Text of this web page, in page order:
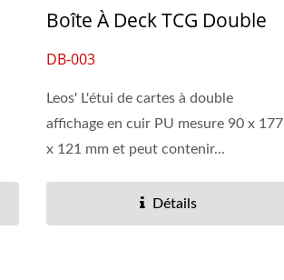
Boîte À Deck TCG Double
DB-003
Leos' L'étui de cartes à double
affichage en cuir PU mesure 90 x 177
x 121 mm et peut contenir...
Détails